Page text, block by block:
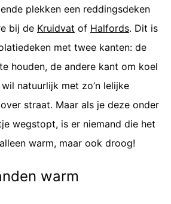
plekken een reddingsdeken
bij de Kruidvat of Halfords. Dit is
met twee kanten: de
houden, de andere kant om koel
natuurlijk met zo’n lelijke
straat. Maar als je deze onder
wegstopt, is er niemand die het
warm, maar ook droog!
warm